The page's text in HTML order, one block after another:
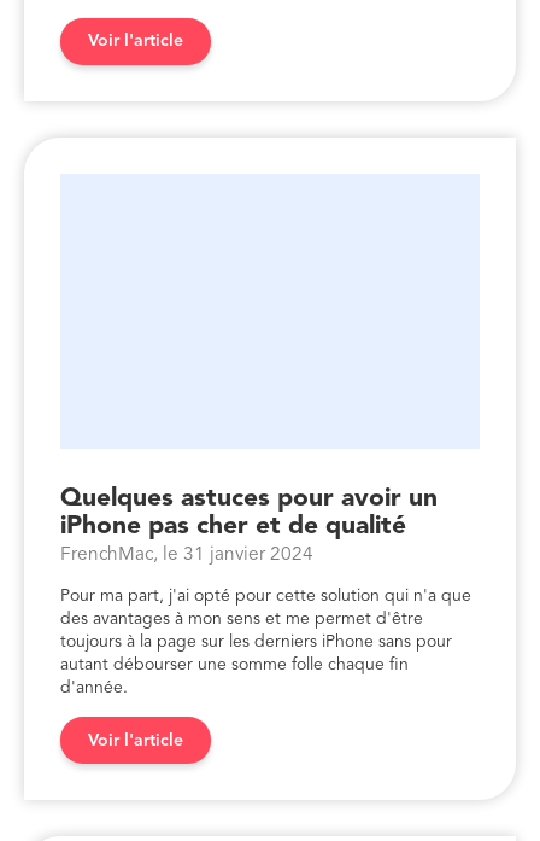
Voir l'article
Quelques astuces pour avoir un
iPhone pas cher et de qualité
FrenchMac, le 31 janvier 2024
Pour ma part, j'ai opté pour cette solution qui n'a que
des avantages à mon sens et me permet d'être
toujours à la page sur les derniers iPhone sans pour
autant débourser une somme folle chaque fin
d'année.
Voir l'article